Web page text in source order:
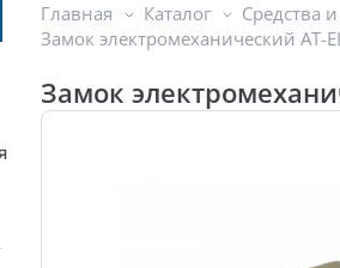
Главная Каталог Средства
Замок электромеханический AT-
Замок